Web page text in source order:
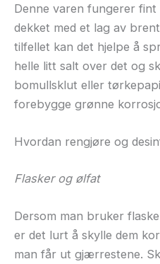
Denne varen fungerer
dekket med et lag av
tilfellet kan det hjelpe å
helle litt salt over det og
bomullsklut eller
forebygge grønne
Hvordan rengjøre og
Flasker og ølfat
Dersom man bruker
er det lurt å skylle dem
man får ut gjærrestene.